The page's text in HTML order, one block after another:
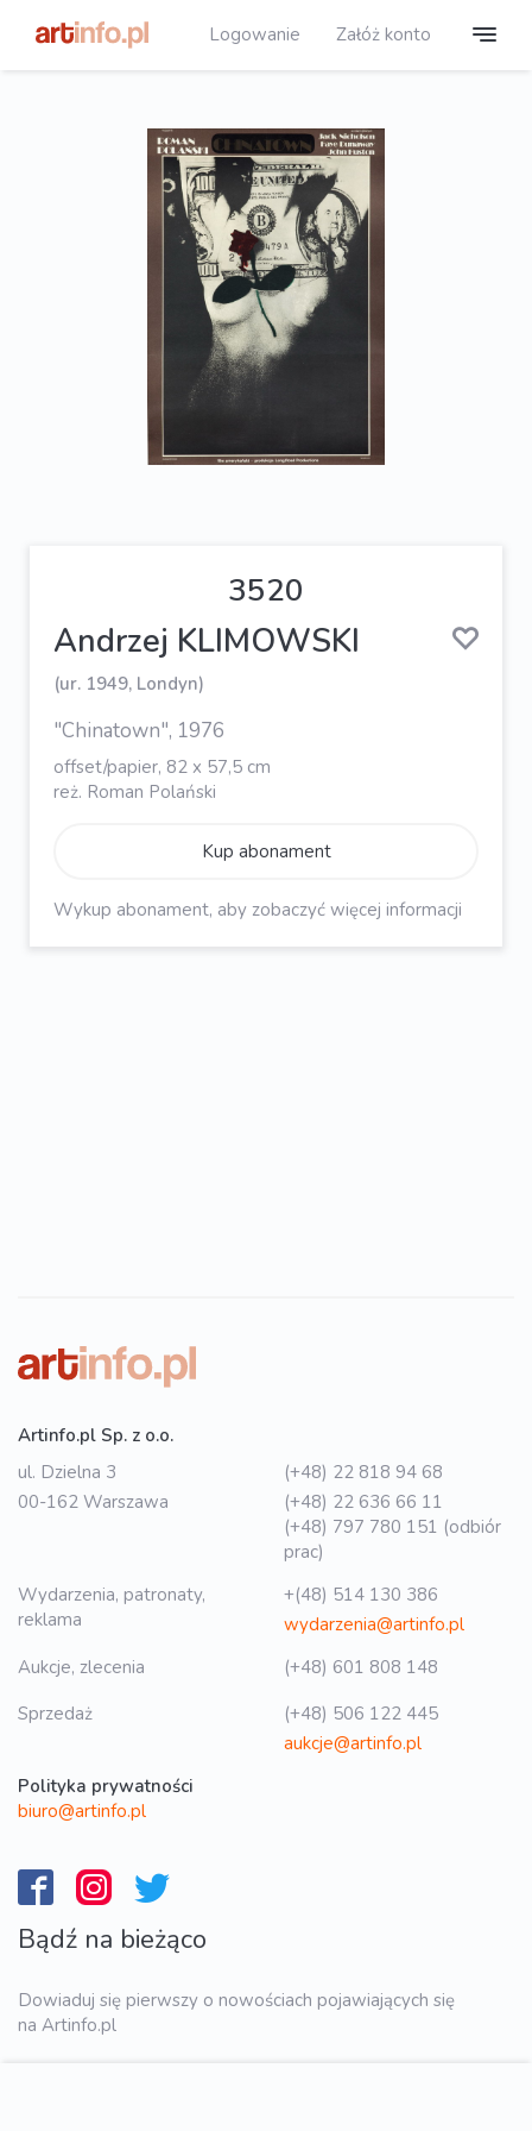
Logowanie Załóż konto
3520
Andrzej KLIMOWSKI
(ur. 1949, Londyn)
"Chinatown", 1976
offset/papier, 82 x 57,5 cm
reż. Roman Polański
Kup abonament
Wykup abonament, aby zobaczyć więcej informacji
Artinfo.pl Sp. z o.o.
ul. Dzielna 3
00-162 Warszawa
(+48) 22 818 94 68
(+48) 22 636 66 11
(+48) 797 780 151 (odbiór
prac)
Wydarzenia, patronaty,
reklama
+(48) 514 130 386
wydarzenia@artinfo.pl
Aukcje, zlecenia
(+48) 601 808 148
Sprzedaż
(+48) 506 122 445
aukcje@artinfo.pl
Polityka prywatności
biuro@artinfo.pl
Bądź na bieżąco
Dowiaduj się pierwszy o nowościach pojawiających się
na Artinfo.pl